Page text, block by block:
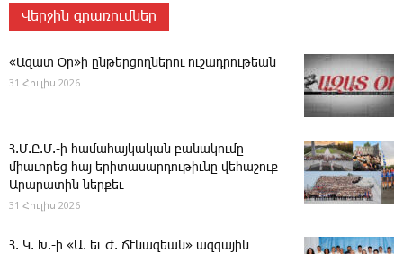
Վերջին գրառումներ
«Ազատ Օր»ի ընթերցողներու ուշադրութեան
31 Հուլիս 2026
Հ.Մ.Ը.Մ.-ի համահայկական բանակումը
միաւորեց հայ երիտասարդութիւնը վեհաշուք
Արարատին ներքեւ
31 Հուլիս 2026
Հ. Կ. Խ.-ի «Ա. եւ Ժ. ­Ճէնազեան» ազգային